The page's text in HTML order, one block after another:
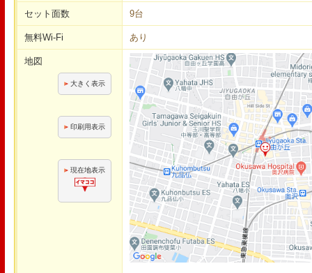
セット面数 9台
無料Wi-Fi あり
地図
大きく表示
印刷用表示
現在地表示